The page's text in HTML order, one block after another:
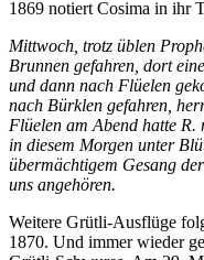
1869 no­tiert Co­si­ma in ihr
Mitt­woch, trotz üb­len
Brun­nen ge­fah­ren, dort
und dann nach Flüelen
nach Bür­klen ge­fah­ren,
Flüelen am Abend hat­te
in die­sem Mor­gen un­ter
über­mäch­ti­gem Ge­sang
uns angehören.
Wei­te­re Grüt­li-Aus­flü­ge
1870. Und im­mer wie­der